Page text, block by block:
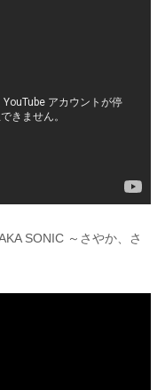
SONIC ～さやか、さ